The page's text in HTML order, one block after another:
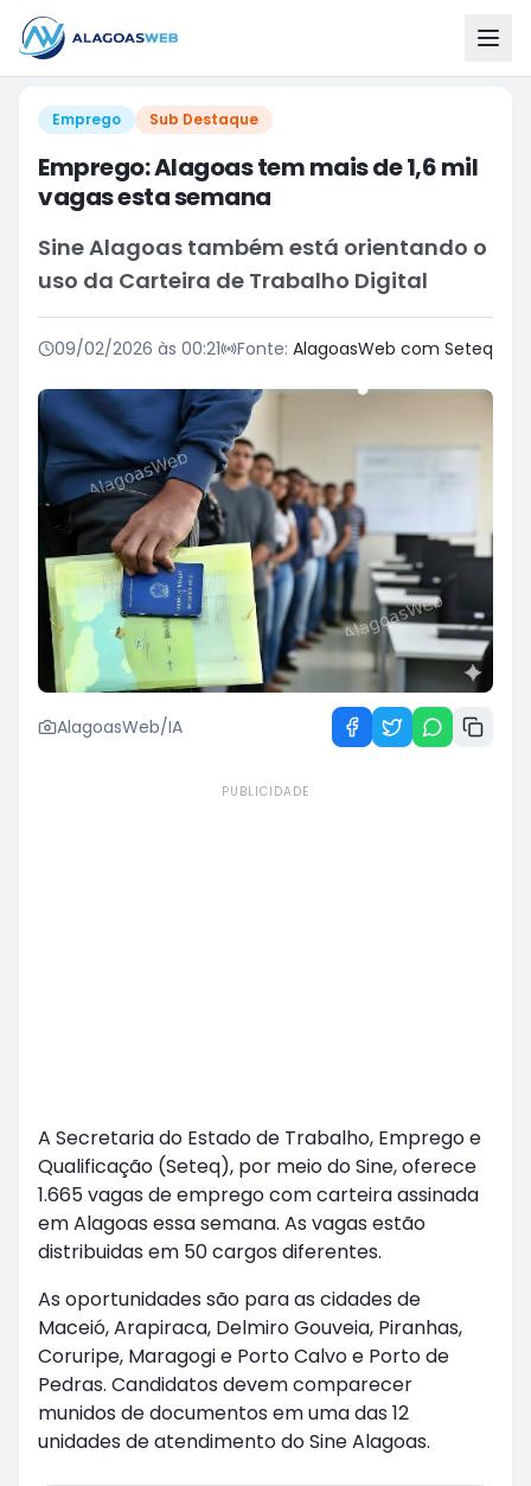
Emprego Sub Destaque
Emprego: Alagoas tem mais de 1,6 mil
vagas esta semana
Sine Alagoas também está orientando o
uso da Carteira de Trabalho Digital
09/02/2026 às 00:21 Fonte: AlagoasWeb com Seteq
AlagoasWeb/IA
PUBLICIDADE
A Secretaria do Estado de Trabalho, Emprego e
Qualificação (Seteq), por meio do Sine, oferece
1.665 vagas de emprego com carteira assinada
em Alagoas essa semana. As vagas estão
distribuidas em 50 cargos diferentes.
As oportunidades são para as cidades de
Maceió, Arapiraca, Delmiro Gouveia, Piranhas,
Coruripe, Maragogi e Porto Calvo e Porto de
Pedras. Candidatos devem comparecer
munidos de documentos em uma das 12
unidades de atendimento do Sine Alagoas.